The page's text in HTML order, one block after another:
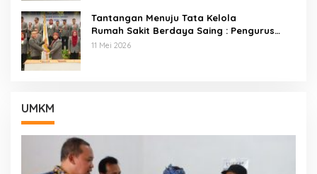
Tantangan Menuju Tata Kelola
Rumah Sakit Berdaya Saing : Pengurus
ARSSI 2026–2029 Cabang Kota Bekasi
11 Mei 2026
UMKM